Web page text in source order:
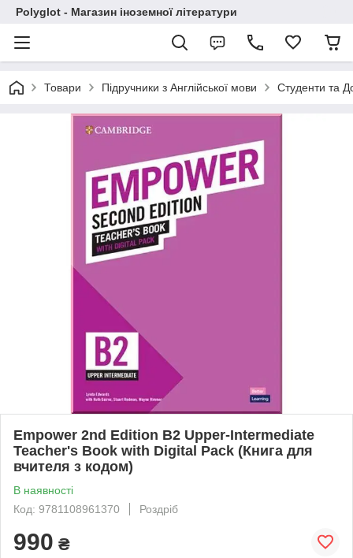
Polyglot - Магазин іноземної літератури
Товари Підручники з Англійської мови Студенти та
Empower 2nd Edition B2 Upper-Intermediate
Teacher's Book with Digital Pack (Книга для
вчителя з кодом)
В наявності
Код: 9781108961370
Роздріб
990 ₴